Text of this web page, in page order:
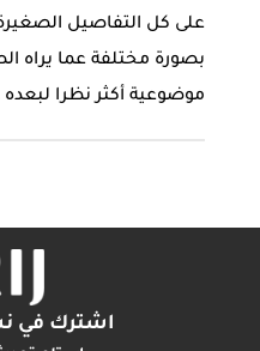
على كل التفاصيل
بصورة مختلفة عما يراه
موضوعية أكثر نظرا
اشترك في